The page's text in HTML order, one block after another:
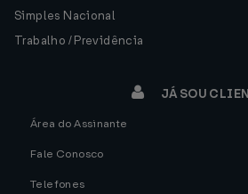
Simples Nacional
Trabalho / Previdência
JÁ SOU
Área do Assinante
Fale Conosco
Telefones